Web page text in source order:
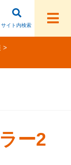
サイト内検索
ー2